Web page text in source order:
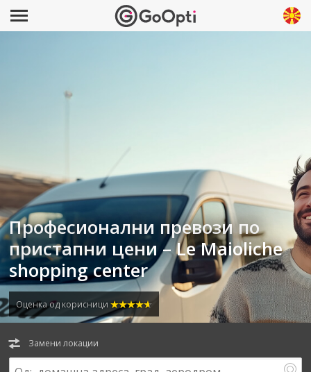
Професионални превози по
пристапни цени – Le Maioliche
shopping center
Оценка од корисници
Замени локации